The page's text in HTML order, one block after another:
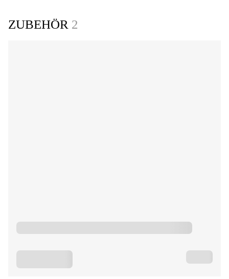
ZUBEHÖR 2